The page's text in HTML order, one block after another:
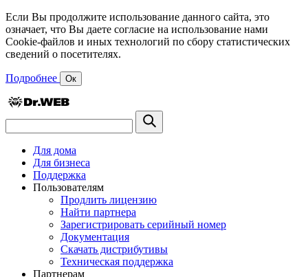
Если Вы продолжите использование данного сайта, это
означает, что Вы даете согласие на использование нами
Cookie-файлов и иных технологий по сбору статистических
сведений о посетителях.
Подробнее Ок
Для дома
Для бизнеса
Поддержка
Пользователям
Продлить лицензию
Найти партнера
Зарегистрировать серийный номер
Документация
Скачать дистрибутивы
Техническая поддержка
Партнерам